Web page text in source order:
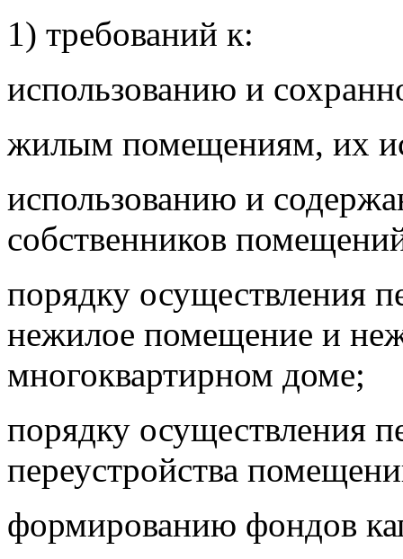
1) требований к:
использованию и
жилым помещениям, их
использованию и
собственников
порядку осуществления
нежилое помещение и
многоквартирном доме;
порядку осуществления
переустройства
формированию фондов